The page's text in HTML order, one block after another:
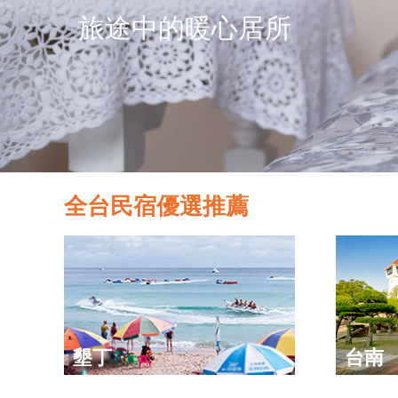
旅途中的暖心居所
全台民宿優選推薦
墾丁 台南